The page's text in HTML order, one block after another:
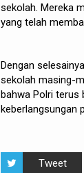
sekolah. Mereka
yang telah
Dengan
sekolah masing-
bahwa Polri terus
keberlangsungan
Tweet